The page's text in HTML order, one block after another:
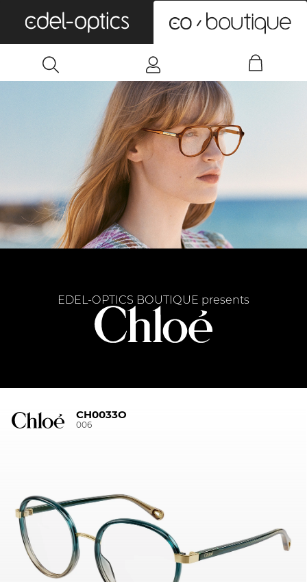
EDEL-OPTICS BOUTIQUE presents
CH0033O
006